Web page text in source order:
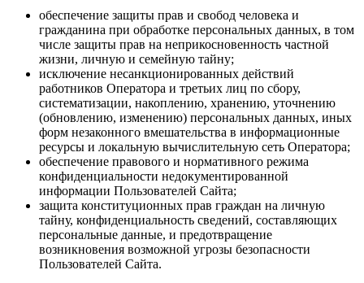
обеспечение защиты прав и свобод человека и
гражданина при обработке персональных данных, в том
числе защиты прав на неприкосновенность частной
жизни, личную и семейную тайну;
исключение несанкционированных действий
работников Оператора и третьих лиц по сбору,
систематизации, накоплению, хранению, уточнению
(обновлению, изменению) персональных данных, иных
форм незаконного вмешательства в информационные
ресурсы и локальную вычислительную сеть Оператора;
обеспечение правового и нормативного режима
конфиденциальности недокументированной
информации Пользователей Сайта;
защита конституционных прав граждан на личную
тайну, конфиденциальность сведений, составляющих
персональные данные, и предотвращение
возникновения возможной угрозы безопасности
Пользователей Сайта.